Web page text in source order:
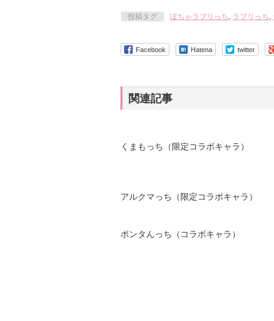
投稿タグ ぽちゃラブリっち, ラブリっち,
Facebook Hatena twitter
関連記事
くまもっち（限定コラボキャラ）
アルクマっち（限定コラボキャラ）
ポンタんっち（コラボキャラ）